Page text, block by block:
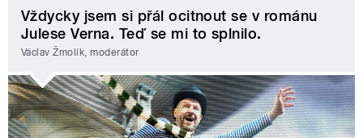
Vždycky jsem si přál ocitnout se v románu
Julese Verna. Teď se mi to splnilo.
Václav Žmolík, moderátor